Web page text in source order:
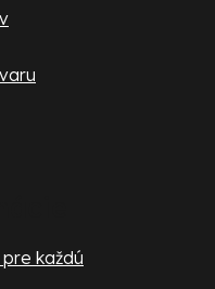
každú